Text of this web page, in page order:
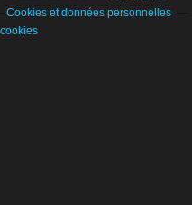
Cookies et données personnelles